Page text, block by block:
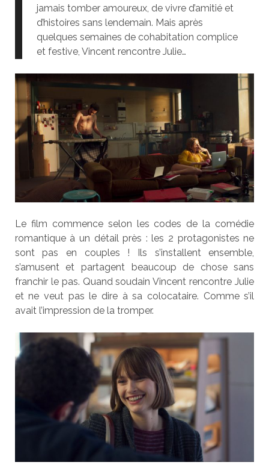
jamais tomber amoureux, de vivre d’amitié et
d’histoires sans lendemain. Mais après
quelques semaines de cohabitation complice
et festive, Vincent rencontre Julie…
Le film commence selon les codes de la comédie
romantique à un détail près : les 2 protagonistes ne
sont pas en couples ! Ils s’installent ensemble,
s’amusent et partagent beaucoup de chose sans
franchir le pas. Quand soudain Vincent rencontre Julie
et ne veut pas le dire à sa colocataire. Comme s’il
avait l’impression de la tromper.